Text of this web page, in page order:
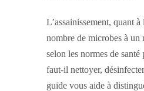
L’assainissement, quant
nombre de microbes à un
selon les normes de
faut-il nettoyer,
guide vous aide à